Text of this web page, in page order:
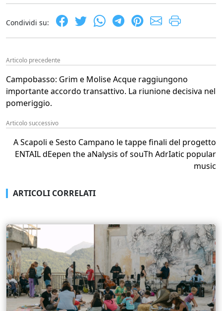
Condividi su:
Articolo precedente
Campobasso: Grim e Molise Acque raggiungono
importante accordo transattivo. La riunione decisiva nel
pomeriggio.
Articolo successivo
A Scapoli e Sesto Campano le tappe finali del progetto
ENTAIL dEepen the aNalysis of souTh AdrIatic popular
music
ARTICOLI CORRELATI